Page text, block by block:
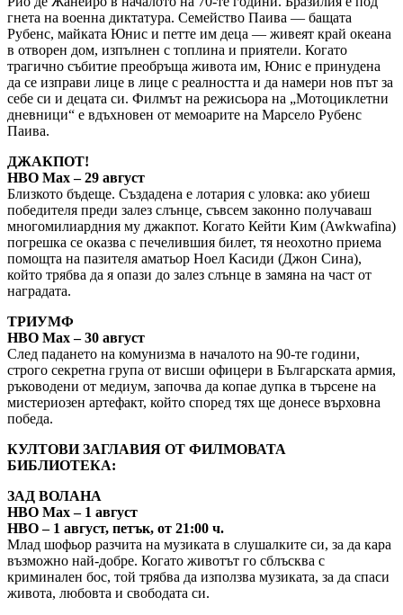
гнета на военна диктатура. Семейство Паива — бащата
Рубенс, майката Юнис и петте им деца — живеят край океана
в отворен дом, изпълнен с топлина и приятели. Когато
трагично събитие преобръща живота им, Юнис е принудена
да се изправи лице в лице с реалността и да намери нов път за
себе си и децата си. Филмът на режисьора на „Мотоциклетни
дневници“ е вдъхновен от мемоарите на Марсело Рубенс
Паива.
ДЖАКПОТ!
HBO Max – 29 август
Близкото бъдеще. Създадена е лотария с уловка: ако убиеш
победителя преди залез слънце, съвсем законно получаваш
многомилиардния му джакпот. Когато Кейти Ким (Awkwafina)
погрешка се оказва с печелившия билет, тя неохотно приема
помощта на пазителя аматьор Ноел Касиди (Джон Сина),
който трябва да я опази до залез слънце в замяна на част от
наградата.
ТРИУМФ
HBO Max – 30 август
След падането на комунизма в началото на 90-те години,
строго секретна група от висши офицери в Българската армия,
ръководени от медиум, започва да копае дупка в търсене на
мистериозен артефакт, който според тях ще донесе върховна
победа.
КУЛТОВИ ЗАГЛАВИЯ ОТ ФИЛМОВАТА
БИБЛИОТЕКА:
ЗАД ВОЛАНА
HBO Max – 1 август
HBO – 1 август, петък, от 21:00 ч.
Млад шофьор разчита на музиката в слушалките си, за да кара
възможно най-добре. Когато животът го сблъсква с
криминален бос, той трябва да използва музиката, за да спаси
живота, любовта и свободата си.